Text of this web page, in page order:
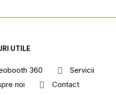
UTILE
360
Servicii
noi
Contact